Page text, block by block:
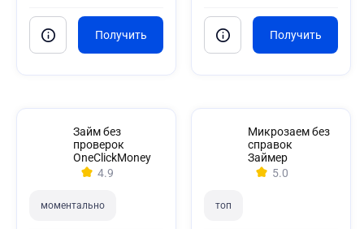
Займ без
проверок
OneClickMoney
4.9
моментально
Микрозаем без
справок
Займер
5.0
топ